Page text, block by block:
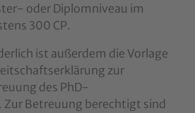
oder Diplomniveau im
300 CP.
ist außerdem die Vorlage
zur
des PhD-
Betreuung berechtigt sind